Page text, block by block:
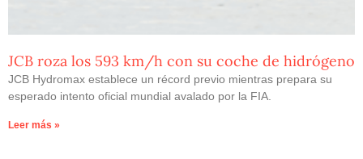
JCB roza los 593 km/h con su coche de hidrógeno
JCB Hydromax establece un récord previo mientras prepara su
esperado intento oficial mundial avalado por la FIA.
Leer más »